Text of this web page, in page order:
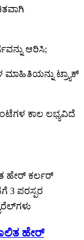
ಆರಿಸಿ;
ಮಾಹಿತಿಯನ್ನು ಟ್ರ್ಯಾಕ್
ಕಾಲ ಲಭ್ಯವಿದೆ
ಹೇರ್